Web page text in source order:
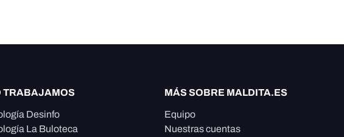
TRABAJAMOS
Desinfo
La Buloteca
MÁS SOBRE MALDITA.ES
Equipo
Nuestras cuentas